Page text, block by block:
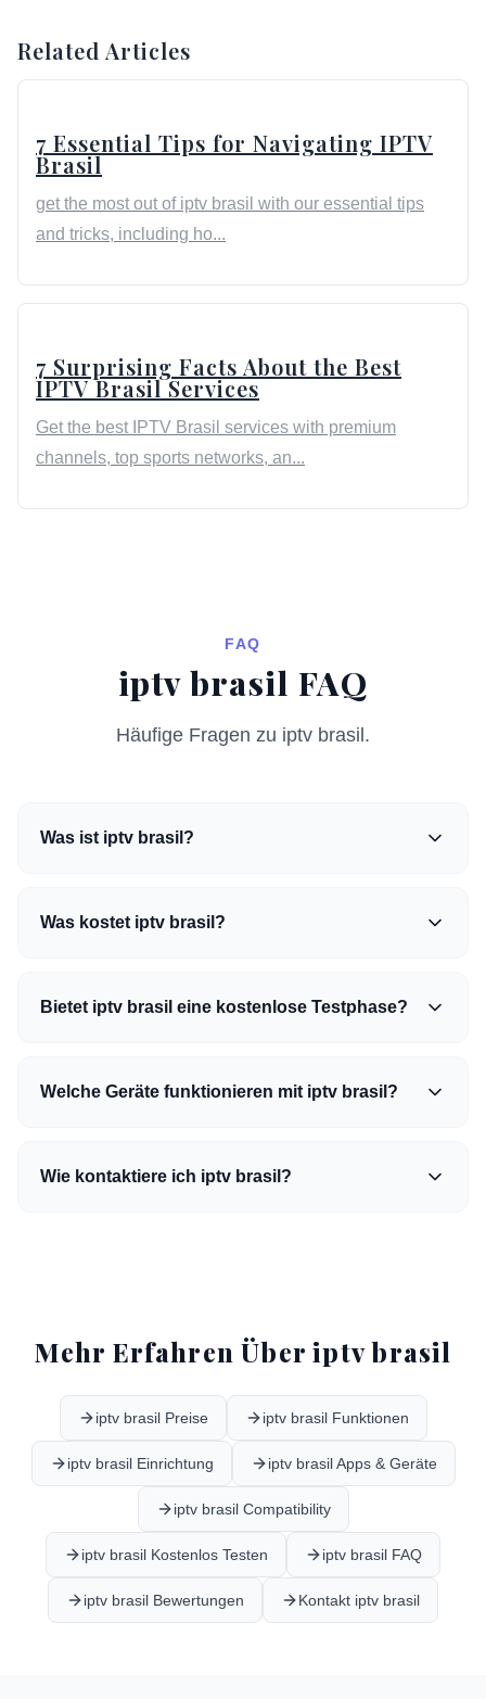
Related Articles
7 Essential Tips for Navigating IPTV
Brasil
get the most out of iptv brasil with our essential tips
and tricks, including ho...
7 Surprising Facts About the Best
IPTV Brasil Services
Get the best IPTV Brasil services with premium
channels, top sports networks, an...
FAQ
iptv brasil FAQ
Häufige Fragen zu iptv brasil.
Was ist iptv brasil?
Was kostet iptv brasil?
Bietet iptv brasil eine kostenlose Testphase?
Welche Geräte funktionieren mit iptv brasil?
Wie kontaktiere ich iptv brasil?
Mehr Erfahren Über iptv brasil
iptv brasil Preise iptv brasil Funktionen
iptv brasil Einrichtung iptv brasil Apps & Geräte
iptv brasil Compatibility
iptv brasil Kostenlos Testen iptv brasil FAQ
iptv brasil Bewertungen Kontakt iptv brasil